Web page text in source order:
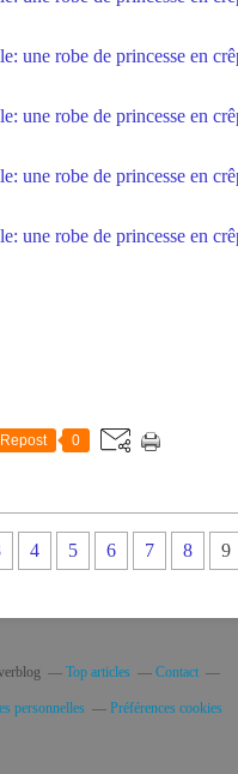
Repost 0
4 5 6 7 8 9
Top articles Contact
personnelles Préférences cookies